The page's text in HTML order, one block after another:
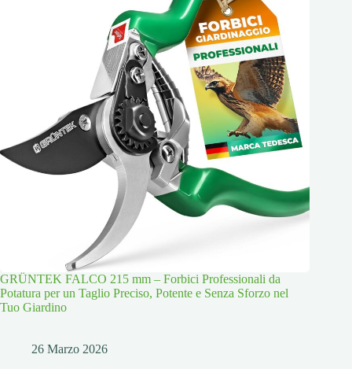
GRÜNTEK FALCO 215 mm – Forbici Professionali da
Potatura per un Taglio Preciso, Potente e Senza Sforzo nel
Tuo Giardino
26 Marzo 2026